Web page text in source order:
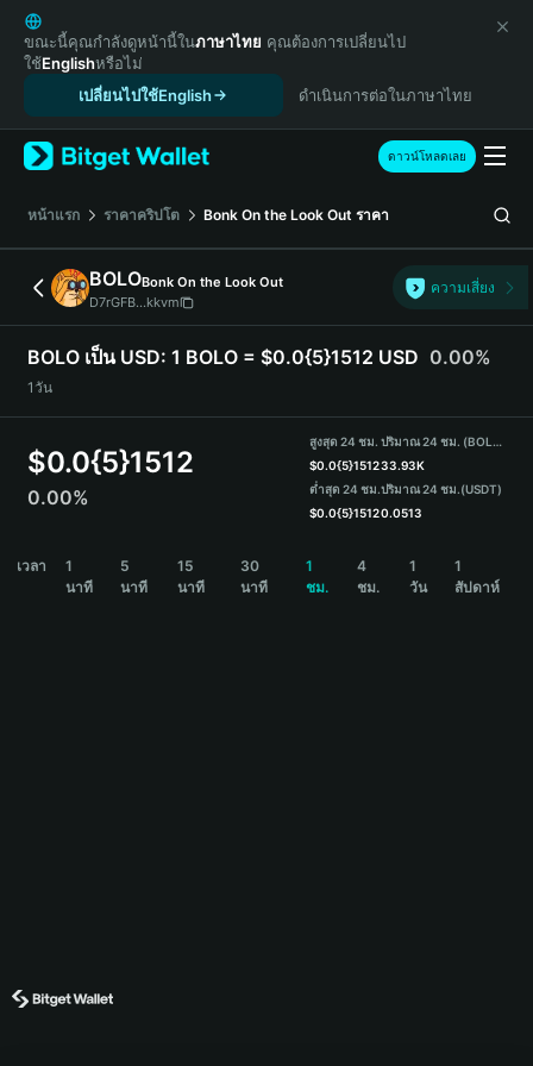
English
日本語
Tiếng Việt
Español (Latinoamérica)
Türkçe
Français
Deutsch
简体中文
繁體中文
Português (Portugal)
Bahasa Indonesia
ภาษาไทย
हिन्दी
Español
Português (Brasil)
ขณะนี้คุณกำลังดูหน้านี้ในภาษาไทย คุณต้องการเปลี่ยนไป
ใช้Englishหรือไม่
เปลี่ยนไปใช้English
ดำเนินการต่อในภาษาไทย
ดาวน์โหลดเลย
หน้าแรก ราคาคริปโต Bonk On the Look Out ราคา
BOLOBonk On the Look Out
D7rGFB...kkvm
ความเสี่ยง
BOLO เป็น USD: 1 BOLO = $0.0{5}1512 USD 0.00%
1วัน
$0.0{5}1512
0.00%
สูงสุด 24 ชม.
$0.0{5}1512
ต่ำสุด 24 ชม.
$0.0{5}1512
ปริมาณ 24 ชม. (BOLO)
33.93K
ปริมาณ 24 ชม.(USDT)
0.0513
เวลา
1
นาที
5
นาที
15
นาที
30
นาที
1
ชม.
4
ชม.
1
วัน
1
สัปดาห์